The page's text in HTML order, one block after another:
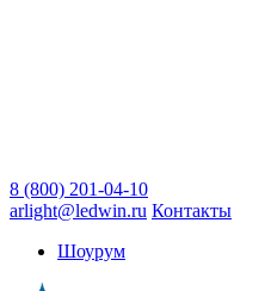
8 (800) 201-04-10
arlight@ledwin.ru Контакты
Шоурум